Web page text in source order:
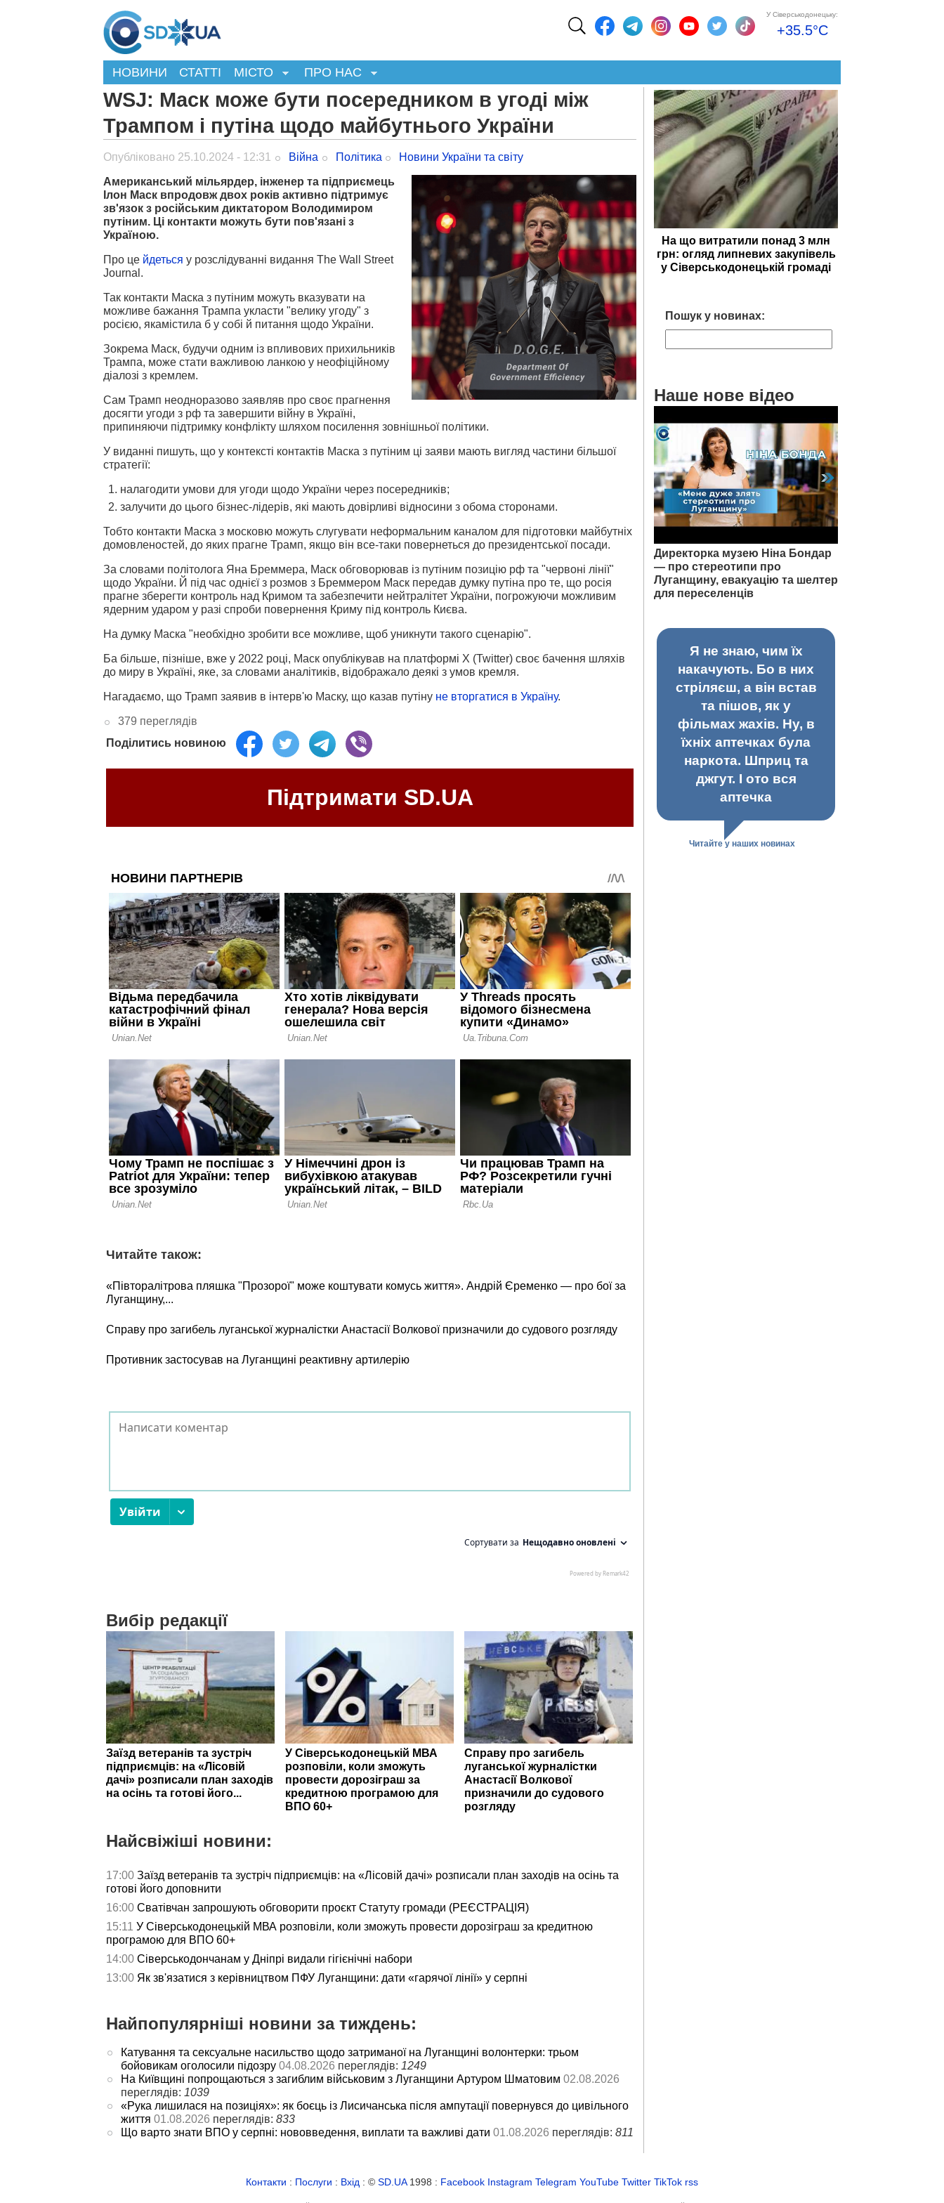
У Сіверськодонецьку:
+35.5°C
НОВИНИ СТАТТІ МІСТО ПРО НАС
WSJ: Маск може бути посередником в угоді між
Трампом і путіна щодо майбутнього України
Опубліковано 25.10.2024 - 12:31 Війна Політика Новини України та світу
Американський мільярдер, інженер та підприємець
Ілон Маск впродовж двох років активно підтримує
зв'язок з російським диктатором Володимиром
путіним. Ці контакти можуть бути пов'язані з
Україною.
Про це йдеться у розслідуванні видання The Wall Street
Journal.
Так контакти Маска з путіним можуть вказувати на
можливе бажання Трампа укласти "велику угоду" з
росією, якамістила б у собі й питання щодо України.
Зокрема Маск, будучи одним із впливових прихильників
Трампа, може стати важливою ланкою у неофіційному
діалозі з кремлем.
Сам Трамп неодноразово заявляв про своє прагнення
досягти угоди з рф та завершити війну в Україні,
припиняючи підтримку конфлікту шляхом посилення зовнішньої політики.
У виданні пишуть, що у контексті контактів Маска з путіним ці заяви мають вигляд частини більшої
стратегії:
налагодити умови для угоди щодо України через посередників;
залучити до цього бізнес-лідерів, які мають довірливі відносини з обома сторонами.
Тобто контакти Маска з московю можуть слугувати неформальним каналом для підготовки майбутніх
домовленостей, до яких прагне Трамп, якщо він все-таки повернеться до президентської посади.
За словами політолога Яна Бреммера, Маск обговорював із путіним позицію рф та "червоні лінії"
щодо України. Й під час однієї з розмов з Бреммером Маск передав думку путіна про те, що росія
прагне зберегти контроль над Кримом та забезпечити нейтралітет України, погрожуючи можливим
ядерним ударом у разі спроби повернення Криму під контроль Києва.
На думку Маска "необхідно зробити все можливе, щоб уникнути такого сценарію".
Ба більше, пізніше, вже у 2022 році, Маск опублікував на платформі X (Twitter) своє бачення шляхів
до миру в Україні, яке, за словами аналітиків, відображало деякі з умов кремля.
Нагадаємо, що Трамп заявив в інтерв'ю Маску, що казав путіну не вторгатися в Україну.
379 переглядів
Поділитись новиною
Підтримати SD.UA
Читайте також:
«Півторалітрова пляшка "Прозорої" може коштувати комусь життя». Андрій Єременко — про бої за
Луганщину,...
Справу про загибель луганської журналістки Анастасії Волкової призначили до судового розгляду
Противник застосував на Луганщині реактивну артилерію
Вибір редакції
Заїзд ветеранів та зустріч
підприємців: на «Лісовій
дачі» розписали план заходів
на осінь та готові його...
У Сіверськодонецькій МВА
розповіли, коли зможуть
провести дорозіграш за
кредитною програмою для
ВПО 60+
Справу про загибель
луганської журналістки
Анастасії Волкової
призначили до судового
розгляду
Найсвіжіші новини:
17:00 Заїзд ветеранів та зустріч підприємців: на «Лісовій дачі» розписали план заходів на осінь та
готові його доповнити
16:00 Сватівчан запрошують обговорити проєкт Статуту громади (РЕЄСТРАЦІЯ)
15:11 У Сіверськодонецькій МВА розповіли, коли зможуть провести дорозіграш за кредитною
програмою для ВПО 60+
14:00 Сіверськодончанам у Дніпрі видали гігієнічні набори
13:00 Як зв'язатися з керівництвом ПФУ Луганщини: дати «гарячої лінії» у серпні
Найпопулярніші новини за тиждень:
Катування та сексуальне насильство щодо затриманої на Луганщині волонтерки: трьом
бойовикам оголосили підозру 04.08.2026 переглядів: 1249
На Київщині попрощаються з загиблим військовим з Луганщини Артуром Шматовим 02.08.2026
переглядів: 1039
«Рука лишилася на позиціях»: як боєць із Лисичанська після ампутації повернувся до цивільного
життя 01.08.2026 переглядів: 833
Що варто знати ВПО у серпні: нововведення, виплати та важливі дати 01.08.2026 переглядів: 811
На що витратили понад 3 млн
грн: огляд липневих закупівель
у Сіверськодонецькій громаді
Пошук у новинах:
Наше нове відео
Директорка музею Ніна Бондар
— про стереотипи про
Луганщину, евакуацію та шелтер
для переселенців
Я не знаю, чим їх
накачують. Бо в них
стріляєш, а він встав
та пішов, як у
фільмах жахів. Ну, в
їхніх аптечках була
наркота. Шприц та
джгут. І ото вся
аптечка
Читайте у наших новинах
Контакти : Послуги : Вхід : © SD.UA1998 : Facebook Instagram Telegram YouTube Twitter TikTok rss